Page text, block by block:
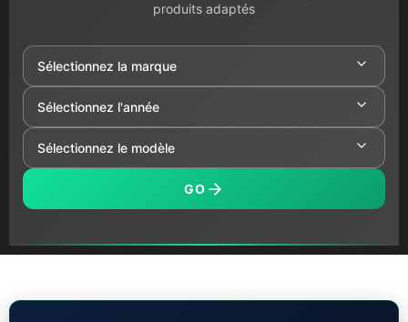
produits adaptés
GO